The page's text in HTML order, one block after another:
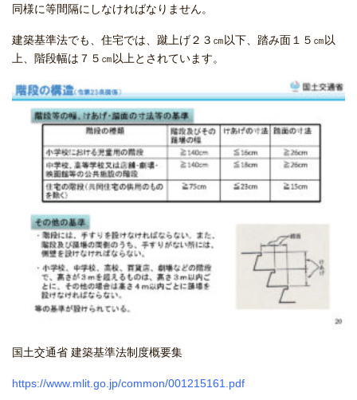
同様に等間隔にしなければなりません。
建築基準法でも、住宅では、蹴上げ２３㎝以下、踏み面１５㎝以
上、階段幅は７５㎝以上とされています。
国土交通省 建築基準法制度概要集
https://www.mlit.go.jp/common/001215161.pdf